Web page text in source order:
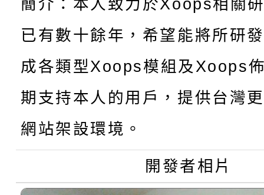
賽及師生本土語及新住
賽實施要點
轉知：「桃園市115學
比賽實施要點」
動辦法」
轉知臺中市政府政風處
城市手牽手，綠能透明
畫影片一案
轉知：「115學年度全
劇比賽實施要點」及修
表
轉知：桃園市115年度
敬師藝文競賽』實施計
簡介：本人致力於Xoops相關
已有數十餘年，希望能將所研
成各類型Xoops模組及Xoops
期支持本人的用戶，提供台灣
網站架設環境。
開發者相片